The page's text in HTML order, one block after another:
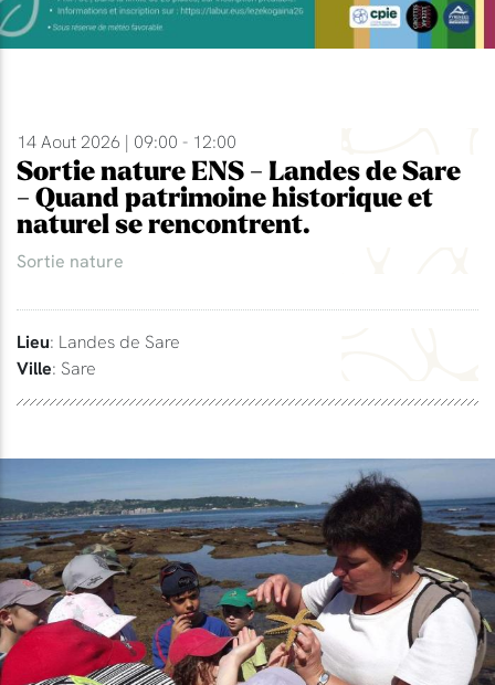
14 Aout 2026 | 09:00 - 12:00
Sortie nature ENS - Landes de Sare
- Quand patrimoine historique et
naturel se rencontrent.
Sortie nature
Lieu: Landes de Sare
Ville: Sare